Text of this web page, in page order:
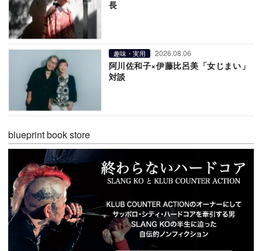
長
趣味・実用 2026.08.06
阿川佐和子×伊藤比呂美「女じまい」
対談
blueprint book store